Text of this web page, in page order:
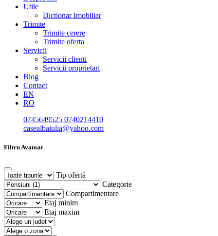
Utile
Dictionar Imobiliar
Trimite
Trimite cerere
Trimite oferta
Servicii
Servicii clienti
Servicii proprietari
Blog
Contact
EN
RO
0745649525 0740214410
casealbaiulia@yahoo.com
Filtru Avansat
Tip ofertă
Categorie
Compartimentare
Etaj minim
Etaj maxim